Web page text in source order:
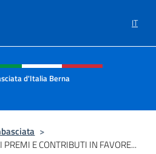
IT
social e menù
d'Italia Berna
>
E CONTRIBUTI IN FAVORE...